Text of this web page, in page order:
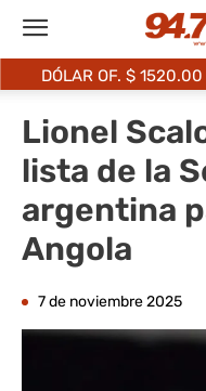
DÓLAR OF. $ 1520.00
Lionel
lista de la
argentina
Angola
7 de noviembre 2025